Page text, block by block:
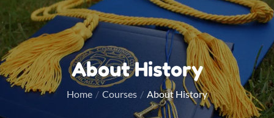
About History
Home Courses About History